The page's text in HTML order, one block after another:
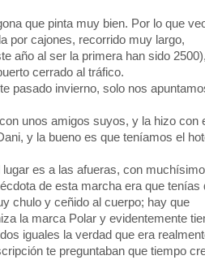
que pinta muy bien. Por lo que
por cajones, recorrido muy largo,
año al ser la primera han sido
cerrado al tráfico.
pasado invierno, solo nos
unos amigos suyos, y la hizo con
y la bueno es que teníamos el
es a las afueras, con muchísimo
de esta marcha era que tenías
chulo y ceñido al cuerpo; hay que
la marca Polar y evidentemente
iguales la verdad que era
te preguntaban que tiempo